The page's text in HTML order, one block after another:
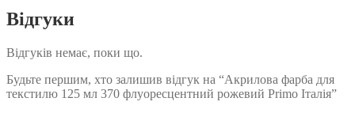
Відгуки
Відгуків немає, поки що.
Будьте першим, хто залишив відгук на “Акрилова фарба для
текстилю 125 мл 370 флуоресцентний рожевий Primo Італія”